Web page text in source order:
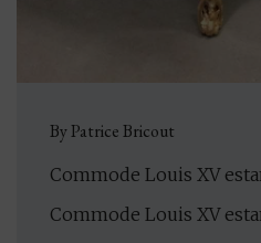
By Patrice Bricout
Commode Louis XV
Commode Louis XV